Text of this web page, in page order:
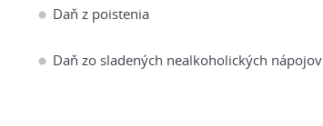
Daň z poistenia
Daň zo sladených nealkoholických nápojov